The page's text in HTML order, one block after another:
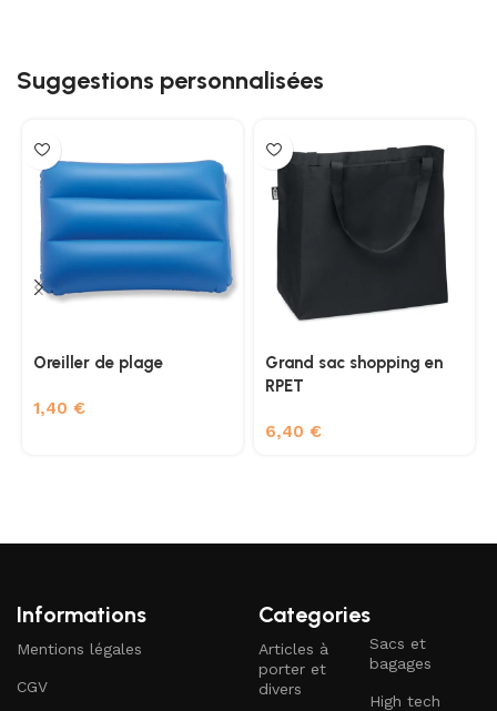
Suggestions personnalisées
Oreiller de plage
1,40 €
Grand sac shopping en
RPET
6,40 €
Informations
Mentions légales
CGV
Categories
Articles à
porter et
divers
Sacs et
bagages
High tech